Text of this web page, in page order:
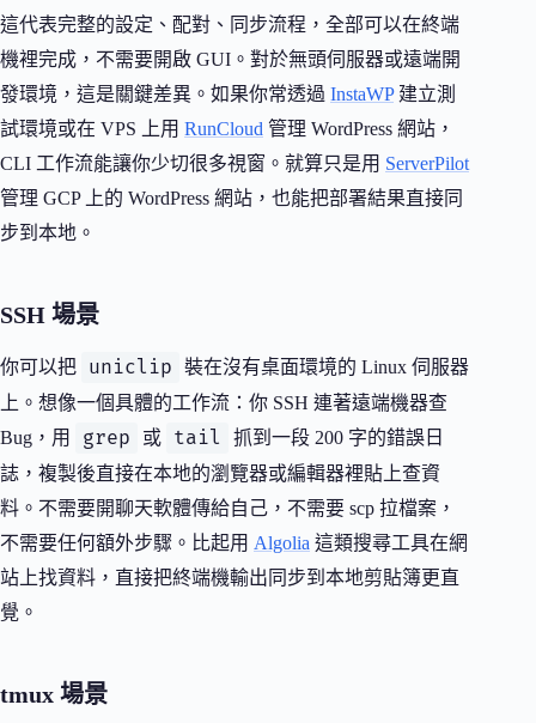
這代表完整的設定、配對、同步流程，全部可以在終端
機裡完成，不需要開啟 GUI。對於無頭伺服器或遠端開
發環境，這是關鍵差異。如果你常透過 InstaWP建立測
試環境或在 VPS 上用 RunCloud 管理 WordPress 網站，
CLI 工作流能讓你少切很多視窗。就算只是用 ServerPilot
管理 GCP 上的 WordPress 網站，也能把部署結果直接同
步到本地。
SSH 場景
你可以把 uniclip
裝在沒有桌面環境的 Linux 伺服器
上。想像一個具體的工作流：你 SSH 連著遠端機器查
Bug，用
grep 或 tail
抓到一段 200 字的錯誤日
誌，複製後直接在本地的瀏覽器或編輯器裡貼上查資
料。不需要開聊天軟體傳給自己，不需要 scp 拉檔案，
不需要任何額外步驟。比起用 Algolia 這類搜尋工具在網
站上找資料，直接把終端機輸出同步到本地剪貼簿更直
覺。
tmux 場景